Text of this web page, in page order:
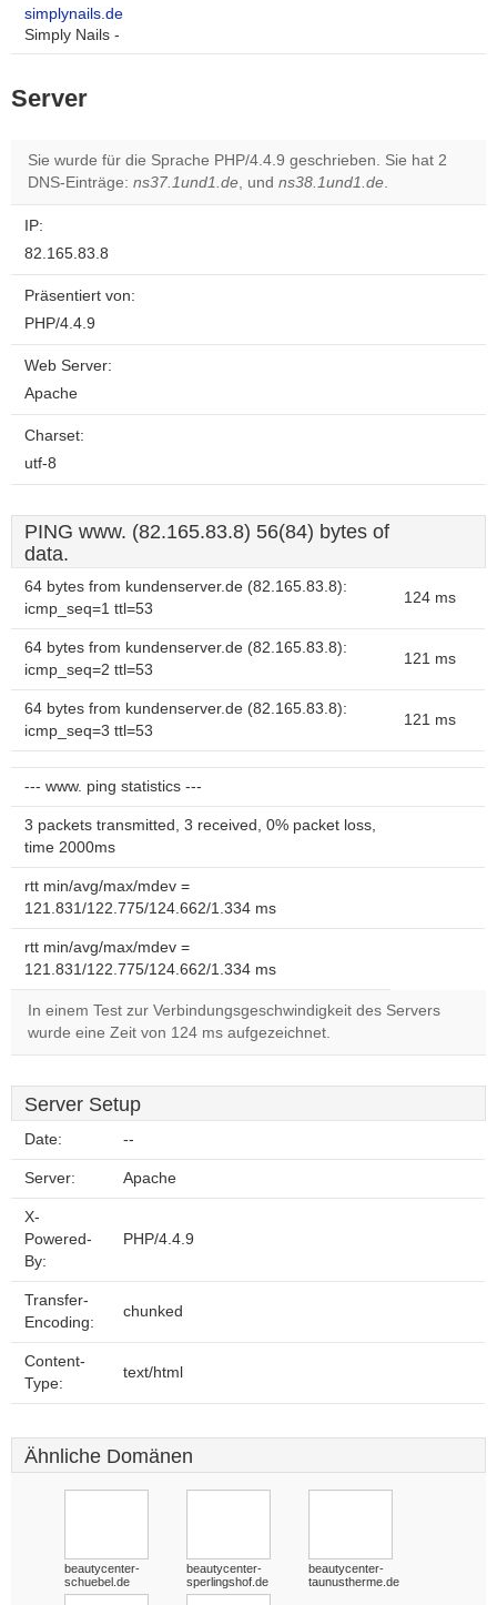
simplynails.de
Simply Nails -
Server
Sie wurde für die Sprache PHP/4.4.9 geschrieben. Sie hat 2
DNS-Einträge: ns37.1und1.de, und ns38.1und1.de.
IP:
82.165.83.8
Präsentiert von:
PHP/4.4.9
Web Server:
Apache
Charset:
utf-8
PING www. (82.165.83.8) 56(84) bytes of
data.
64 bytes from kundenserver.de (82.165.83.8):
icmp_seq=1 ttl=53
124 ms
64 bytes from kundenserver.de (82.165.83.8):
icmp_seq=2 ttl=53
121 ms
64 bytes from kundenserver.de (82.165.83.8):
icmp_seq=3 ttl=53
121 ms
--- www. ping statistics ---
3 packets transmitted, 3 received, 0% packet loss,
time 2000ms
rtt min/avg/max/mdev =
121.831/122.775/124.662/1.334 ms
rtt min/avg/max/mdev =
121.831/122.775/124.662/1.334 ms
In einem Test zur Verbindungsgeschwindigkeit des Servers
wurde eine Zeit von 124 ms aufgezeichnet.
Server Setup
Date: --
Server: Apache
X-
Powered-
By:
PHP/4.4.9
Transfer-
Encoding:
chunked
Content-
Type:
text/html
Ähnliche Domänen
beautycenter-
schuebel.de
beautycenter-
sperlingshof.de
beautycenter-
taunustherme.de